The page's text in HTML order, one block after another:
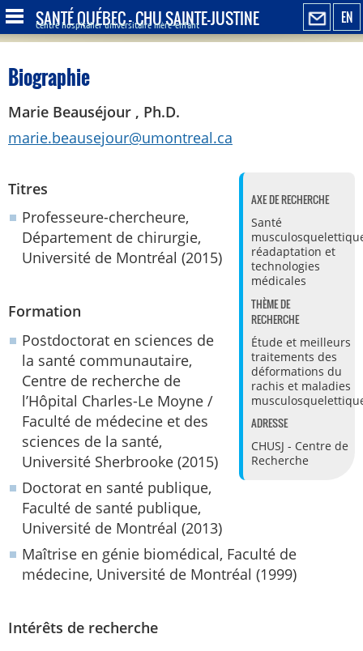
EN
SANTÉ QUÉBEC - CHU SAINTE-JUSTINE
Centre hospitalier universitaire mère-enfant
Biographie
Marie Beauséjour , Ph.D.
marie.beausejour@umontreal.ca
AXE DE RECHERCHE
Santé
réadaptation et
technologies
médicales
THÈME DE
RECHERCHE
Étude et meilleurs
traitements des
déformations du
rachis et maladies
ADRESSE
CHUSJ - Centre de
Recherche
Titres
Professeure-chercheure,
Département de chirurgie,
Université de Montréal (2015)
Formation
Postdoctorat en sciences de
la santé communautaire,
Centre de recherche de
l’Hôpital Charles-Le Moyne /
Faculté de médecine et des
sciences de la santé,
Université Sherbrooke (2015)
Doctorat en santé publique,
Faculté de santé publique,
Université de Montréal (2013)
Maîtrise en génie biomédical, Faculté de
médecine, Université de Montréal (1999)
Intérêts de recherche